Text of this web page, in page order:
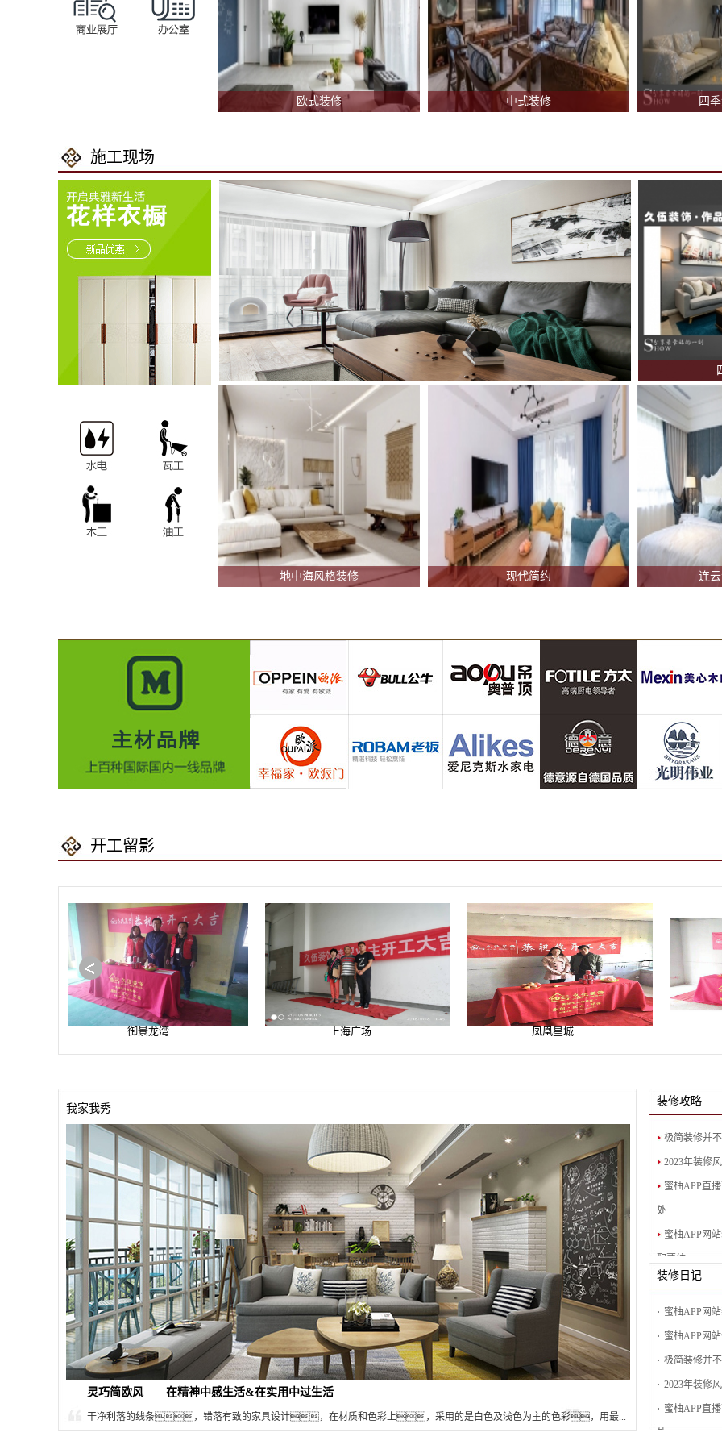
欧式装修 中式装修 四
施工现场
地中海风格装修 现代简约 连
开工留影
我家我秀
灵巧简欧风——在精神中感生活&在实用中过生活
干净利落的线条，错落有致的家具设计，在材质和色彩上，采用的是白色及浅色为主的色彩，
装修攻略
极简装修并
2023年装修
蜜柚APP直
处
蜜柚APP网
配要统一
蜜柚APP污
素？
装修日记
蜜柚APP网
蜜柚APP网
极简装修并
2023年装修
蜜柚APP直
处